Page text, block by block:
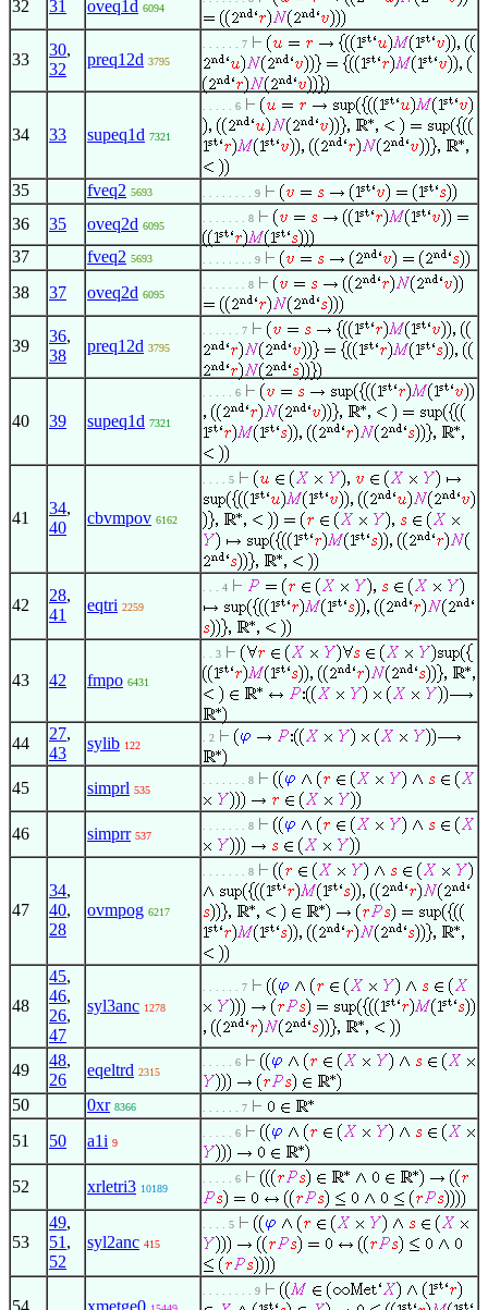
32 31 oveq1d 6094
33
30,
32
preq12d 3795
. . . . . . 7
34 33 supeq1d 7321
. . . . . 6
35 fveq2 5693 . . . . . . . . 9
36 35 oveq2d 6095
. . . . . . . 8
37 fveq2 5693 . . . . . . . . 9
38 37 oveq2d 6095
. . . . . . . 8
39
36,
38
preq12d 3795
. . . . . . 7
40 39 supeq1d 7321
. . . . . 6
41
34,
40
cbvmpov 6162
. . . . 5
42
28,
41
eqtri 2259
. . . 4
43 42 fmpo 6431
. . 3
44
27,
43
sylib 122
. 2
45 simprl 535
. . . . . . . 8
46 simprr 537
. . . . . . . 8
47
34,
40,
28
ovmpog 6217
. . . . . . . 8
48
45,
46,
26,
47
syl3anc 1278
. . . . . . 7
49
48,
26
eqeltrd 2315
. . . . . 6
50 0xr 8366 . . . . . . 7
51 50 a1i 9
. . . . . 6
52 xrletri3 10189
. . . . . 6
53
49,
51 ,
52
syl2anc 415
. . . . 5
54 xmetge0
. . . . . . . . 9